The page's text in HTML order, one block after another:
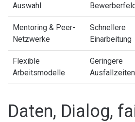
Auswahl
Mentoring & Peer-
Netzwerke
Schnellere
Einarbeitung
Flexible
Arbeitsmodelle
Geringere
Ausfallzeiten
Daten, Dialog,